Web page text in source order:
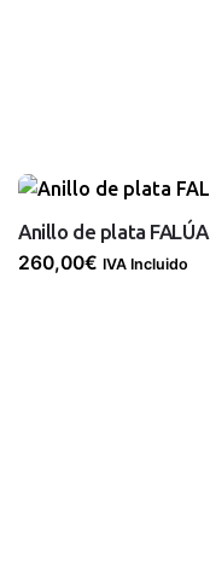
Anillo de plata FALÚA
260,00€ IVA Incluido